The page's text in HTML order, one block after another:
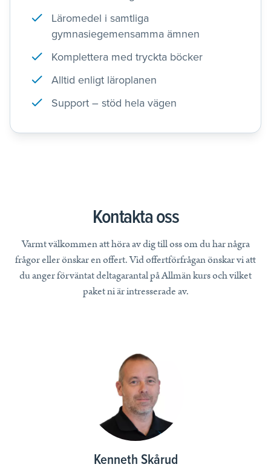
Läromedel i samtliga
gymnasiegemensamma ämnen
Komplettera med tryckta böcker
Alltid enligt läroplanen
Support – stöd hela vägen
Kontakta oss
Varmt välkommen att höra av dig till oss om du har några
frågor eller önskar en offert. Vid offertförfrågan önskar vi att
du anger förväntat deltagarantal på Allmän kurs och vilket
paket ni är intresserade av.
Kenneth Skårud